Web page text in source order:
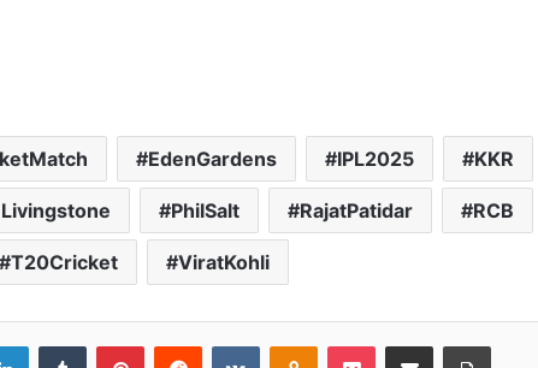
EdenGardens IPL2025 KKR
PhilSalt RajatPatidar RCB
T20Cricket ViratKohli
LinkedInTumblr PinterestReddit VKontakteOdnoklassniki
Pocket Share via Email Print